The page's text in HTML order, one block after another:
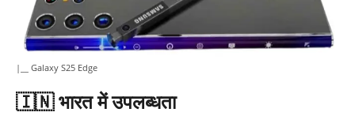
|__ Galaxy S25 Edge
🇮🇳भारत में उपलब्धता